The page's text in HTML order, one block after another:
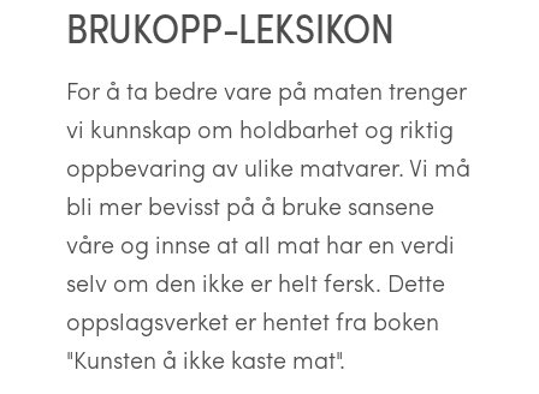
BRUKOPP-LEKSIKON
For å ta bedre vare på maten trenger
vi kunnskap om holdbarhet og riktig
oppbevaring av ulike matvarer. Vi må
bli mer bevisst på å bruke sansene
våre og innse at all mat har en verdi
selv om den ikke er helt fersk. Dette
oppslagsverket er hentet fra boken
"Kunsten å ikke kaste mat".